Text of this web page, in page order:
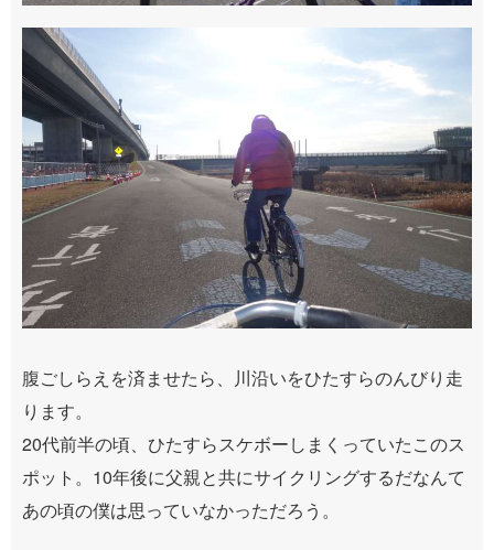
腹ごしらえを済ませたら、川沿いをひたすらのんびり走
ります。
20代前半の頃、ひたすらスケボーしまくっていたこのス
ポット。10年後に父親と共にサイクリングするだなんて
あの頃の僕は思っていなかっただろう。